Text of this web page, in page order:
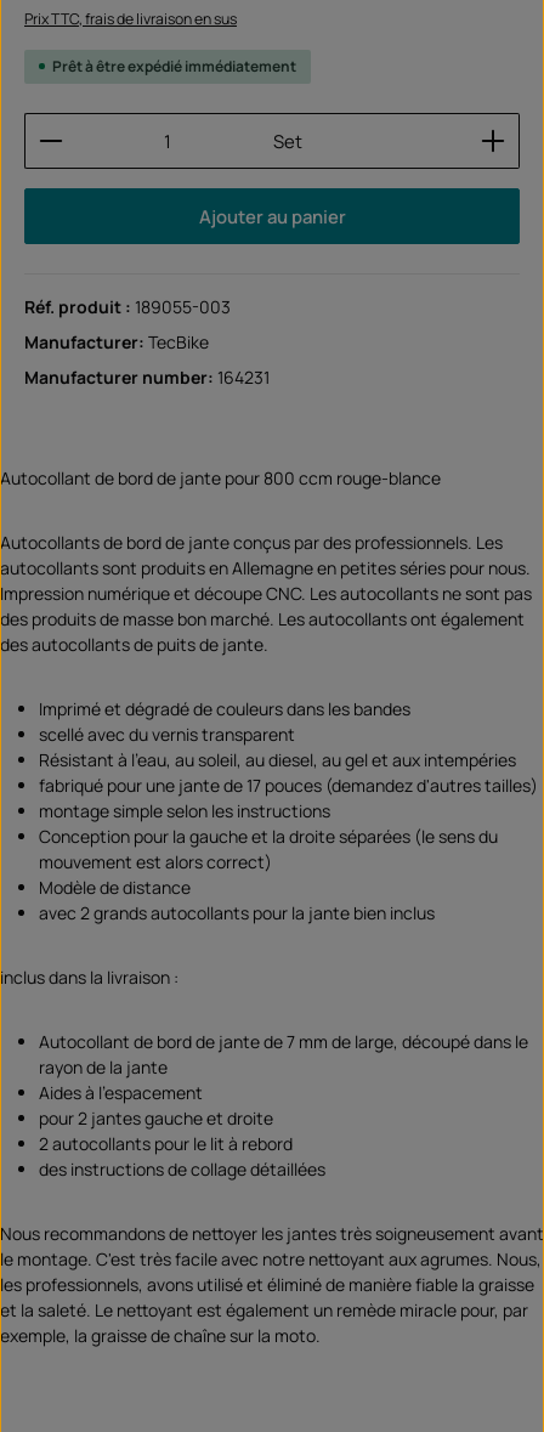
Prix TTC, frais de livraison en sus
Prêt à être expédié immédiatement
Quantité de produit : Entrez la quantité
Set
Ajouter au panier
Réf. produit : 189055-003
Manufacturer: TecBike
Manufacturer number: 164231
Autocollant de bord de jante pour 800 ccm rouge-blance
Autocollants de bord de jante conçus par des professionnels. Les
autocollants sont produits en Allemagne en petites séries pour nous.
Impression numérique et découpe CNC. Les autocollants ne sont pas
des produits de masse bon marché. Les autocollants ont également
des autocollants de puits de jante.
Imprimé et dégradé de couleurs dans les bandes
scellé avec du vernis transparent
Résistant à l'eau, au soleil, au diesel, au gel et aux intempéries
fabriqué pour une jante de 17 pouces (demandez d'autres tailles)
montage simple selon les instructions
Conception pour la gauche et la droite séparées (le sens du
mouvement est alors correct)
Modèle de distance
avec 2 grands autocollants pour la jante bien inclus
inclus dans la livraison :
Autocollant de bord de jante de 7 mm de large, découpé dans le
rayon de la jante
Aides à l'espacement
pour 2 jantes gauche et droite
2 autocollants pour le lit à rebord
des instructions de collage détaillées
Nous recommandons de nettoyer les jantes très soigneusement avant
le montage. C'est très facile avec notre nettoyant aux agrumes. Nous,
les professionnels, avons utilisé et éliminé de manière fiable la graisse
et la saleté. Le nettoyant est également un remède miracle pour, par
exemple, la graisse de chaîne sur la moto.